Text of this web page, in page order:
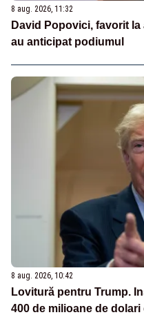
8 aug. 2026, 11:32
David Popovici, favorit
au anticipat podiumul
8 aug. 2026, 10:42
Lovitură pentru Trump.
400 de milioane de dolari